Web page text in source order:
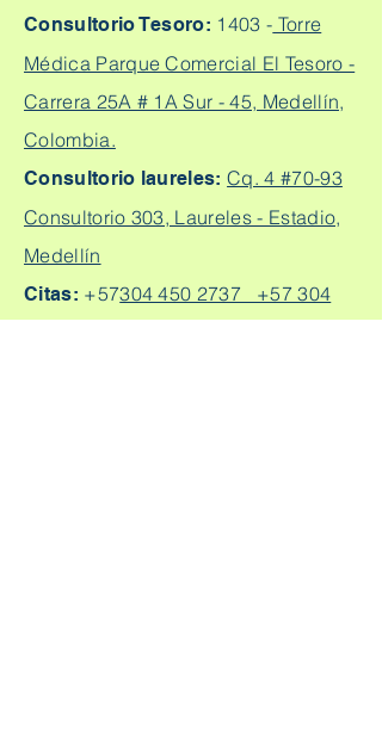
Consultorio Tesoro: 1403 - Torre
Médica Parque Comercial El Tesoro -
Carrera 25A # 1A Sur - 45, Medellín,
Colombia.
Consultorio laureles:Cq. 4 #70-93
Consultorio 303, Laureles - Estadio,
Medellín
Citas: +57304 450 2737 +57 304